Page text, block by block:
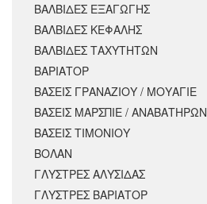
ΒΑΛΒΙΔΕΣ ΕΞΑΓΩΓΗΣ
ΒΑΛΒΙΔΕΣ ΚΕΦΑΛΗΣ
ΒΑΛΒΙΔΕΣ ΤΑΧΥΤΗΤΩΝ
ΒΑΡΙΑΤΟΡ
ΒΑΣΕΙΣ ΓΡΑΝΑΖΙΟΥ / ΜΟΥΑΓΙΕ
ΒΑΣΕΙΣ ΜΑΡΣΠΙΕ / ΑΝΑΒΑΤΗΡΩΝ
ΒΑΣΕΙΣ ΤΙΜΟΝΙΟΥ
ΒΟΛΑΝ
ΓΛΥΣΤΡΕΣ ΑΛΥΣΙΔΑΣ
ΓΛΥΣΤΡΕΣ ΒΑΡΙΑΤΟΡ